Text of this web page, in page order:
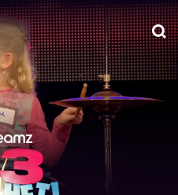
K3 Kan Het!